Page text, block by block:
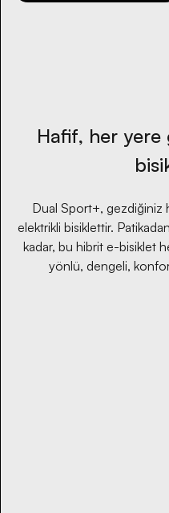
Hafif, her
Dual Sport+, gezdiğiniz
elektrikli bisiklettir.
kadar, bu hibrit e-bisiklet
yönlü, dengeli,